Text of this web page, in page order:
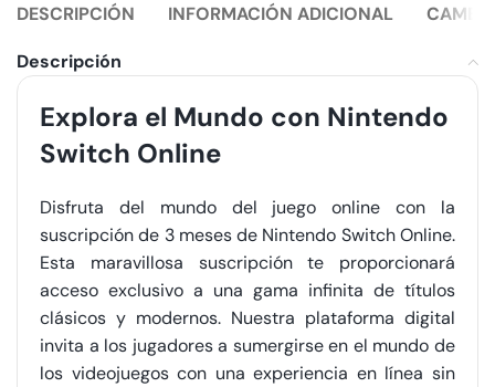
DESCRIPCIÓN INFORMACIÓN ADICIONAL
Descripción
Explora el Mundo con Nintendo
Switch Online
Disfruta del mundo del juego online con la
suscripción de 3 meses de Nintendo Switch Online.
Esta maravillosa suscripción te proporcionará
acceso exclusivo a una gama infinita de títulos
clásicos y modernos. Nuestra plataforma digital
invita a los jugadores a sumergirse en el mundo de
los videojuegos con una experiencia en línea sin